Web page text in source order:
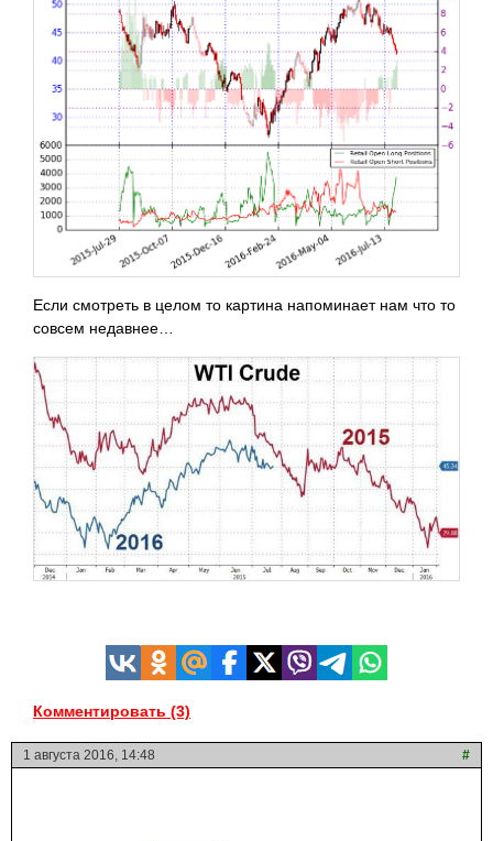
Если смотреть в целом то картина напоминает нам что то
совсем недавнее…
Комментировать (3)
1 августа 2016, 14:48 #